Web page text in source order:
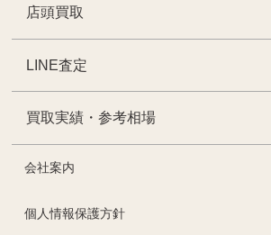
店頭買取
LINE査定
買取実績・参考相場
会社案内
個人情報保護方針